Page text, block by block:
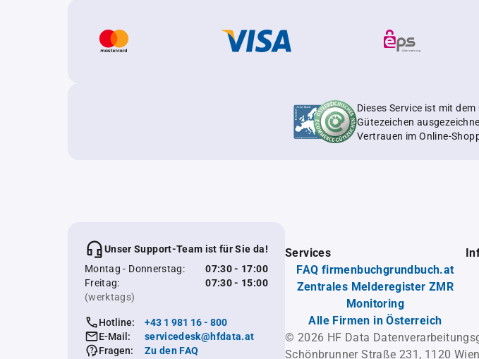
Dieses Service ist mit
Gütezeichen
Vertrauen im Online-
Unser Support-Team ist für Sie da!
Montag - Donnerstag:
07:30 - 17:00
Freitag:
07:30 - 15:00
(werktags)
Hotline:
+43 1 981 16 - 800
E-Mail:
servicedesk@hfdata.at
Fragen:
Zu den FAQ
Services
FAQ firmenbuchgrundbuch.at
Zentrales Melderegister ZMR
Monitoring
Alle Firmen in Österreich
© 2026 HF Data
Schönbrunner Straße 231, 1120 Wien